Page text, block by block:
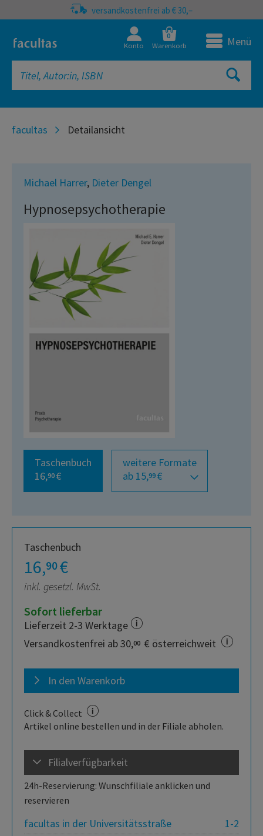
versandkostenfrei ab € 30,–
Konto
0
Warenkorb Menü
facultas Detailansicht
Michael Harrer, Dieter Dengel
Hypnosepsychotherapie
Taschenbuch
16,90 €
weitere Formate
ab 15,99 €
Taschenbuch
16,90€
inkl. gesetzl. MwSt.
Sofort lieferbar
Lieferzeit 2-3 Werktage
Versandkostenfrei ab 30,00 € österreichweit
In den Warenkorb
Click & Collect
Artikel online bestellen und in der Filiale abholen.
Filialverfügbarkeit
24h-Reservierung: Wunschfiliale anklicken und
reservieren
1-2
facultas in der Universitätsstraße